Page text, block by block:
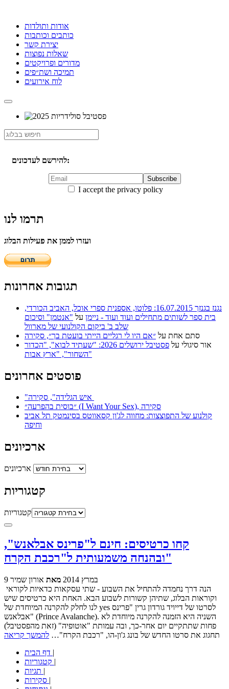
אודות ותולדות
כותבים וכותבות
יצירת קשר
שאלות נפוצות
מדורים ופרויקטים
תמיכה ושת״פים
לוח אירועים
להירשם לעדכונים:
I accept the privacy policy
תרמו לנו
ועזרו לממן את פעילות הבלוג
תגובות אחרונות
נגנז בגנזך 16.07.2015: פלוטו, אספנית ספרי אוכל, האביב הכורדי,
בית ספר לשותים מתחילים ועוד ועוד - ניימן על "אנטמן" וסיכום
שלב ב' ביקום הקולנועי של מארוול
סתם אחת על ״אם היו לי רגליים הייתי בועטת בך״, סקירה
אור סיגולי על
פסטיבל ירושלים 2026: "שעתיד לבוא", "הכדור
השחור", "ארץ אבות"
פוסטים אחרונים
״בוסית בהפרעה״ (I Want Your Sex), סקירה
קולנוע של התפוצצות: מחווה לג'ון קסאווטס בסינמטק תל אביב
וחיפה
ארכיונים
ארכיונים
קטגוריות
קטגוריות
קחו כרטיסים: חינם ל"פרינס אבלאנש",
ובהנחה משמעותית ל"רכבת הקרח"
9 במרץ 2014 מאת אורון שמיר
וקוראות הבלוג, שתיהן קשורות לשבוע הבא. האחת היא כרטיסים שיש
לנו לחלק להקרנה המיוחדת של yes לסרטו של דייויד גורדון גרין "פרינס
אבלאנש" (Prince Avalanche). השניה היא הזמנה להקרנה מיוחדת לא
פחות שתתקיים יום אחר-כך, ובה עמותת "אוטופיה" (זאת מהפסטיבל)
תחגוג את סרטו החדש של בונג ג'ון-הו, "רכבת הקרח"… להמשך קריאה
|
|
|
|